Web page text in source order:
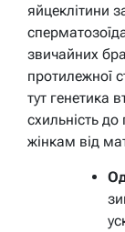
яйцеклітини
звичайних
протилежної
тут генетика
схильність до
жінкам від